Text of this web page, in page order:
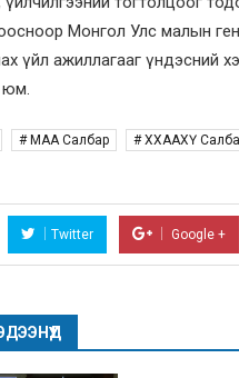
Монгол Улс малын
үйл ажиллагааг
юм.
# МАА Салбар # ХХААХҮ
Twitter Google +